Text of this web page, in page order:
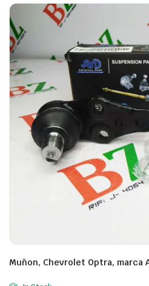
Muñon, Chevrolet Optra, marca